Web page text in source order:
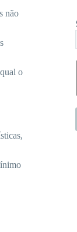
não
o